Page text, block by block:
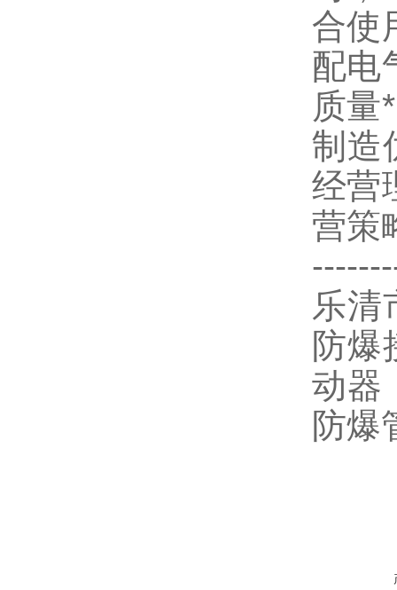
合使
配电
质量
制造
经营
营策
乐清
防爆
动器
防爆